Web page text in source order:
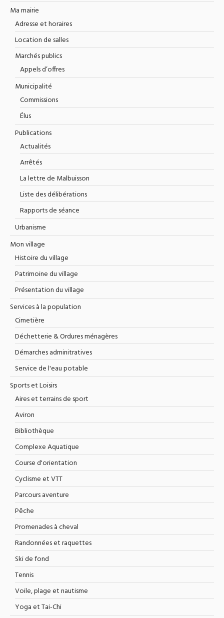
Ma mairie
Adresse et horaires
Location de salles
Marchés publics
Appels d’offres
Municipalité
Commissions
Élus
Publications
Actualités
Arrêtés
La lettre de Malbuisson
Liste des délibérations
Rapports de séance
Urbanisme
Mon village
Histoire du village
Patrimoine du village
Présentation du village
Services à la population
Cimetière
Déchetterie & Ordures ménagères
Démarches adminitratives
Service de l'eau potable
Sports et Loisirs
Aires et terrains de sport
Aviron
Bibliothèque
Complexe Aquatique
Course d'orientation
Cyclisme et VTT
Parcours aventure
Pêche
Promenades à cheval
Randonnées et raquettes
Ski de fond
Tennis
Voile, plage et nautisme
Yoga et Tai-Chi